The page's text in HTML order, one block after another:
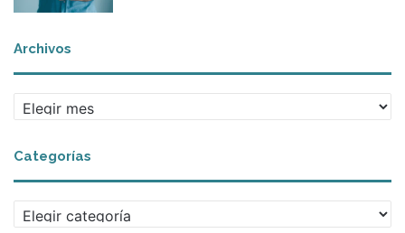
Archivos
r
h
i
v
Categorías
a